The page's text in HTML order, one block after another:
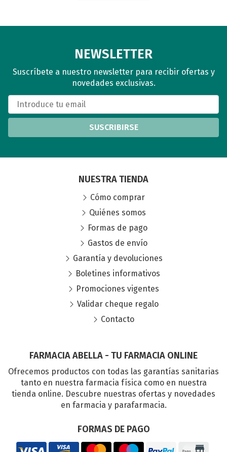
NEWSLETTER
Suscríbete a nuestro newsletter para recibir ofertas y
novedades exclusivas.
SUSCRIBIRSE
FARMACIA ABELLA - TU FARMACIA ONLINE
Ofrecemos productos con todas las garantías sanitarias
tanto en nuestra farmacia física como en nuestra
tienda online. Descubre nuestras ofertas y novedades
en farmacia y parafarmacia.
FORMAS DE PAGO
NUESTRA TIENDA
Cómo comprar
Quiénes somos
Formas de pago
Gastos de envío
Garantía y devoluciones
Boletines informativos
Promociones vigentes
Validar cheque regalo
Contacto